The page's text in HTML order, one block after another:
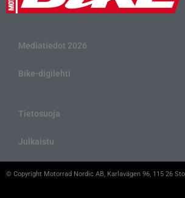
Mediatiedot 2026
Bike-digilehti
Tietosuoja
Julkaistu
© Copyright Motorrad Nordic AB, Karlavägen 96, 115 26